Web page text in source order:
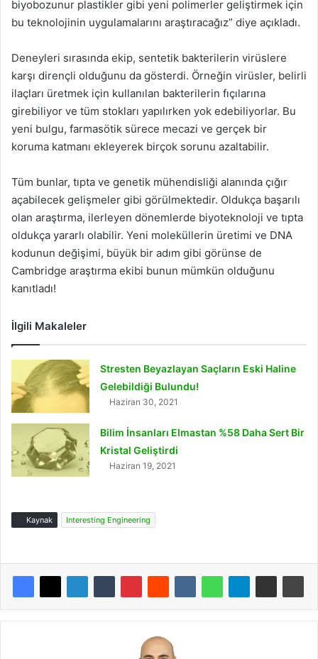
biyobozunur plastikler gibi yeni polimerler geliştirmek için
bu teknolojinin uygulamalarını araştıracağız” diye açıkladı.
Deneyleri sırasında ekip, sentetik bakterilerin virüslere
karşı dirençli olduğunu da gösterdi. Örneğin virüsler, belirli
ilaçları üretmek için kullanılan bakterilerin fıçılarına
girebiliyor ve tüm stokları yapılırken yok edebiliyorlar. Bu
yeni bulgu, farmasötik sürece mecazi ve gerçek bir
koruma katmanı ekleyerek birçok sorunu azaltabilir.
Tüm bunlar, tıpta ve genetik mühendisliği alanında çığır
açabilecek gelişmeler gibi görülmektedir. Oldukça başarılı
olan araştırma, ilerleyen dönemlerde biyoteknoloji ve tıpta
oldukça yararlı olabilir. Yeni moleküllerin üretimi ve DNA
kodunun değişimi, büyük bir adım gibi görünse de
Cambridge araştırma ekibi bunun mümkün olduğunu
kanıtladı!
İlgili Makaleler
Stresten Beyazlayan Saçların Eski Haline
Gelebildiği Bulundu!
Haziran 30, 2021
Bilim İnsanları Elmastan %58 Daha Sert Bir
Kristal Geliştirdi
Haziran 19, 2021
Kaynak Interesting Engineering